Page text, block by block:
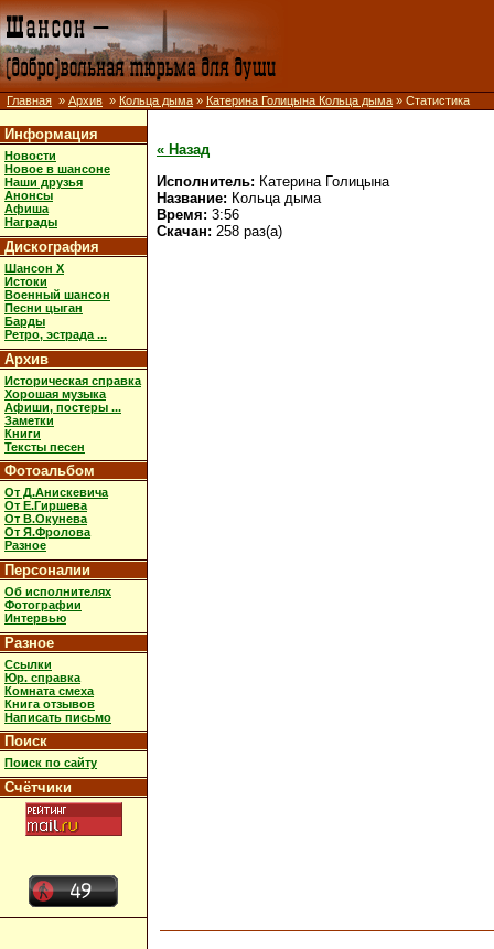
Главная » Архив » Кольца дыма » Катерина Голицына Кольца дыма » Статистика
Информация
Новости
Новое в шансоне
Наши друзья
Анонсы
Афиша
Награды
Дискография
Шансон X
Истоки
Военный шансон
Песни цыган
Барды
Ретро, эстрада ...
Архив
Историческая справка
Хорошая музыка
Афиши, постеры ...
Заметки
Книги
Тексты песен
Фотоальбом
От Д.Анискевича
От Е.Гиршева
От В.Окунева
От Я.Фролова
Разное
Персоналии
Об исполнителях
Фотографии
Интервью
Разное
Ссылки
Юр. справка
Комната смеха
Книга отзывов
Написать письмо
Поиск
Поиск по сайту
Счётчики
« Назад
Исполнитель: Катерина Голицына
Название: Кольца дыма
Время: 3:56
Скачан: 258 раз(а)